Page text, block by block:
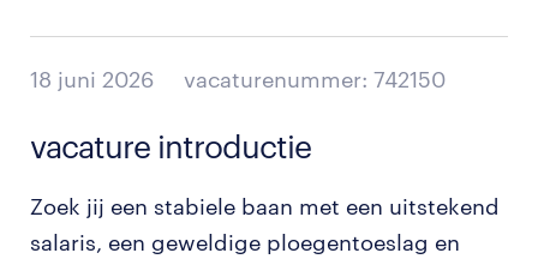
18 juni 2026 vacaturenummer: 742150
vacature introductie
Zoek jij een stabiele baan met een uitstekend
salaris, een geweldige ploegentoeslag en